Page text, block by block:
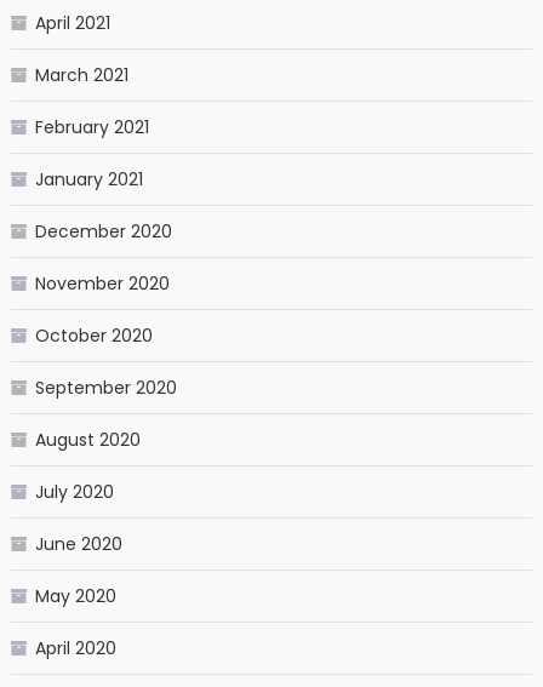
April 2021
March 2021
February 2021
January 2021
December 2020
November 2020
October 2020
September 2020
August 2020
July 2020
June 2020
May 2020
April 2020